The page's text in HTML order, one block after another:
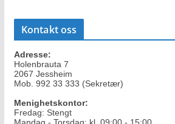
Kontakt oss
Adresse:
Holenbrauta 7
2067 Jessheim
Mob. 992 33 333 (Sekretær)
Menighetskontor:
Fredag: Stengt
Mandag - Torsdag: kl. 09:00 - 15:00